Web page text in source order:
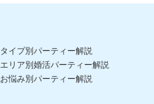
タイプ別パーティー解説
エリア別婚活パーティー解説
お悩み別パーティー解説